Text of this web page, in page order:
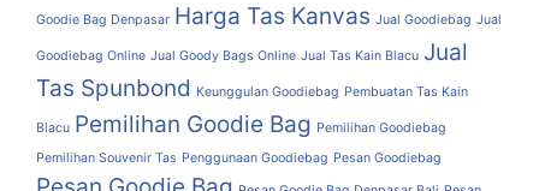
Goodie Bag Denpasar Harga Tas Kanvas Jual Goodiebag Jual
Goodiebag Online Jual Goody Bags Online Jual Tas Kain Blacu Jual
Tas Spunbond Keunggulan Goodiebag Pembuatan Tas Kain
Blacu Pemilihan Goodie Bag Pemilihan Goodiebag
Pemilihan Souvenir Tas Penggunaan Goodiebag Pesan Goodiebag